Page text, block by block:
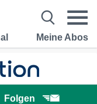
Meine Abos
Folgen